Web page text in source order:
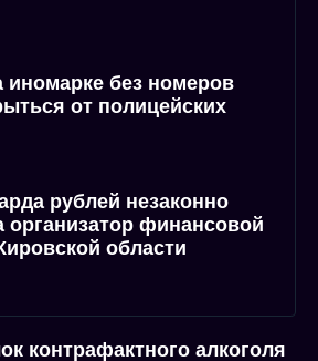
иномарке без номеров
от полицейских
рублей незаконно
организатор финансовой
области
контрафактного алкоголя